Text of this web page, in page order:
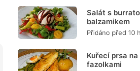
Salát s
balzamikem
Přidáno před 10
Kuřecí prsa
fazolkami